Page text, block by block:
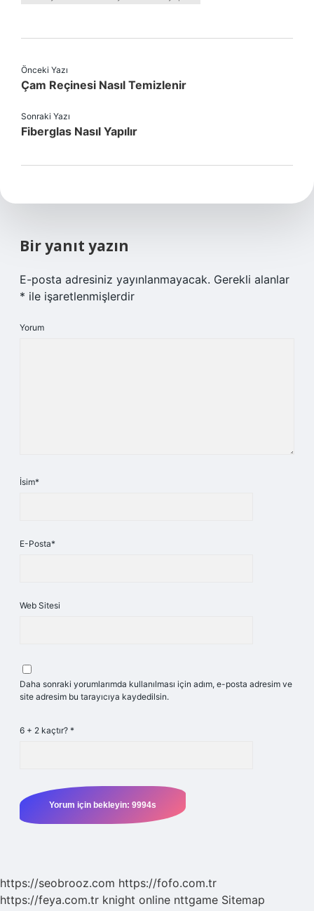
Önceki Yazı
Çam Reçinesi Nasıl Temizlenir
Sonraki Yazı
Fiberglas Nasıl Yapılır
Bir yanıt yazın
E-posta adresiniz yayınlanmayacak. Gerekli alanlar
* ile işaretlenmişlerdir
Yorum
İsim*
E-Posta*
Web Sitesi
Daha sonraki yorumlarımda kullanılması için adım, e-posta adresim ve
site adresim bu tarayıcıya kaydedilsin.
6 + 2 kaçtır? *
https://seobrooz.com https://fofo.com.tr
https://feya.com.tr knight online nttgame Sitemap